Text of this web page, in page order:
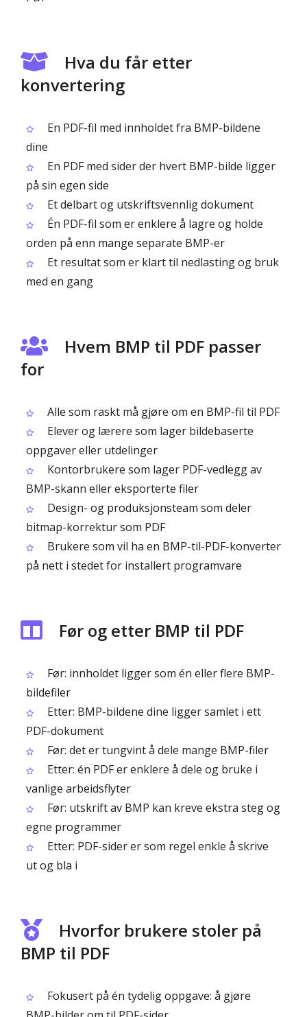
Hva du får etter
konvertering
En PDF-fil med innholdet fra BMP-bildene
dine
En PDF med sider der hvert BMP-bilde ligger
på sin egen side
Et delbart og utskriftsvennlig dokument
Én PDF-fil som er enklere å lagre og holde
orden på enn mange separate BMP-er
Et resultat som er klart til nedlasting og bruk
med en gang
Hvem BMP til PDF passer
for
Alle som raskt må gjøre om en BMP-fil til PDF
Elever og lærere som lager bildebaserte
oppgaver eller utdelinger
Kontorbrukere som lager PDF-vedlegg av
BMP-skann eller eksporterte filer
Design- og produksjonsteam som deler
bitmap-korrektur som PDF
Brukere som vil ha en BMP-til-PDF-konverter
på nett i stedet for installert programvare
Før og etter BMP til PDF
Før: innholdet ligger som én eller flere BMP-
bildefiler
Etter: BMP-bildene dine ligger samlet i ett
PDF-dokument
Før: det er tungvint å dele mange BMP-filer
Etter: én PDF er enklere å dele og bruke i
vanlige arbeidsflyter
Før: utskrift av BMP kan kreve ekstra steg og
egne programmer
Etter: PDF-sider er som regel enkle å skrive
ut og bla i
Hvorfor brukere stoler på
BMP til PDF
Fokusert på én tydelig oppgave: å gjøre